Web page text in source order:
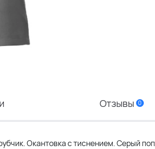
Отзывы 0
Окантовка с тиснением. Серый